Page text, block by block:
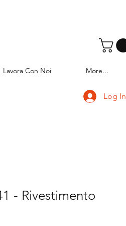
Lavora Con Noi More...
Log In
- Rivestimento